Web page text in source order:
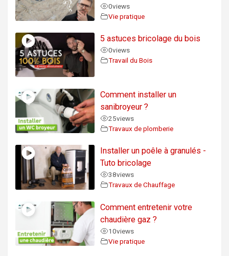
0views
Vie pratique
5 astuces bricolage du bois
0views
Travail du Bois
Comment installer un
sanibroyeur ?
25views
Travaux de plomberie
Installer un poêle à granulés -
Tuto bricolage
38views
Travaux de Chauffage
Comment entretenir votre
chaudière gaz ?
10views
Vie pratique